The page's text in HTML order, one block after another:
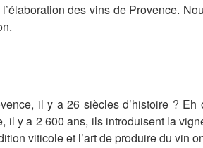
des vins de Provence.
il y a 26 siècles d’histoire ?
il y a 2 600 ans, ils introduisent la
viticole et l’art de produire du vin